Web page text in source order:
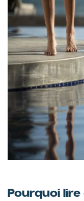
Pourquoi